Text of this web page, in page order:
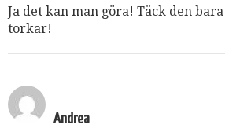
Ja det kan man göra! Täck den
torkar!
Andrea